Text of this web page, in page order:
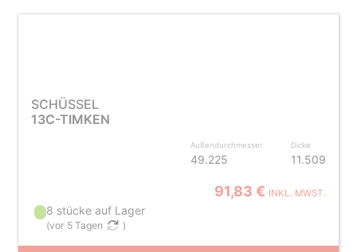
SCHÜSSEL
13C-TIMKEN
Außendurchmesser
49.225
Dicke
11.509
91,83 € INKL. MWST.
8 stücke auf Lager
(vor 5 Tagen )